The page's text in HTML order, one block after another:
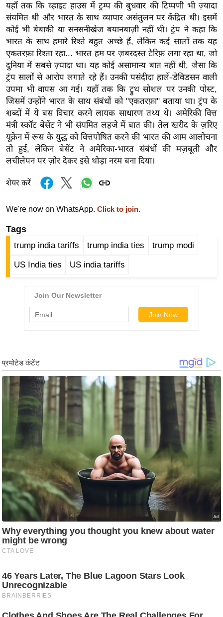
ग
इं
डि
या
सा
हि
त्य
ज
ग
त
ऑ
टो
व
र्ल्ड
ज
फ
म
नो
ली
वु
ली
ड
फि
ल्म
स
मी
B
r
k
i
यहाँ तक कि व्हाइट हाउस में ट्रम्प की बुधवार की टिप्पणी भी ज़्यादा
संयमित थी और भारत के साथ व्यापार असंतुलन पर केंद्रित थी। इसमें
कोई भी बेबाकी या सनसनीखेज बयानबाज़ी नहीं थी। ट्रंप ने कहा कि
भारत के साथ हमारे रिश्ते बहुत अच्छे हैं, लेकिन कई सालों तक यह
एकतरफ़ा रिश्ता रहा... भारत हम पर ज़बरदस्त टैरिफ़ लगा रहा था, जो
दुनिया में सबसे ज़्यादा था। यह कोई असामान्य बात नहीं थी, जैसा कि
ट्रंप सालों से आरोप लगाते रहे हैं। उनकी पसंदीदा हार्ले-डेविडसन वाली
उपमा भी वापस आ गई। यहाँ तक कि ट्रुथ सोशल पर उनकी पोस्ट,
जिसमें उन्होंने भारत के साथ संबंधों को "एकतरफ़ा" बताया था। ट्रंप के
शब्दों में ये बस विचार करने लायक साधारण तथ्य थे। अमेरिकी वित्त
मंत्री स्कॉट बेसेंट ने भी संयमित लहजे में बात की। तेल खरीद के ज़रिए
यूक्रेन में रूस के युद्ध को वित्तपोषित करने की भारत की आम आलोचना
तो हुई, लेकिन बेसेंट ने अमेरिका-भारत संबंधों की मज़बूती और
लचीलेपन पर ज़ोर देकर इसे थोड़ा नरम बना दिया।
शेयर करें
We're now on WhatsApp. Click to join.
Tags
trump india tariffs trump india ties trump modi
US India ties US india tariffs